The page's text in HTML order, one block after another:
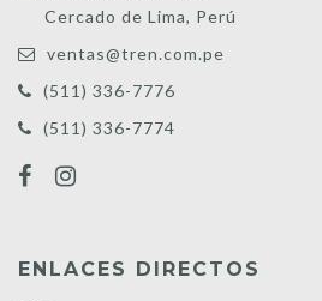
Cercado de Lima, Perú
ventas@tren.com.pe
(511) 336-7776
(511) 336-7774
ENLACES DIRECTOS